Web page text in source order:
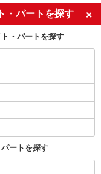
・パートを探す
・パートを探す
ートを探す